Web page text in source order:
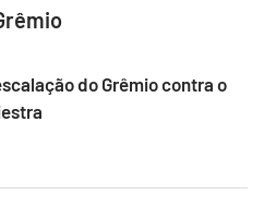
do Grêmio contra o